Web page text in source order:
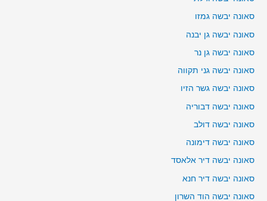
סאונה יבשה גמזו
סאונה יבשה גן יבנה
סאונה יבשה גן נר
סאונה יבשה גני תקווה
סאונה יבשה גשר הזיו
סאונה יבשה דבוריה
סאונה יבשה דולב
סאונה יבשה דימונה
סאונה יבשה דיר אלאסד
סאונה יבשה דיר חנא
סאונה יבשה הוד השרון